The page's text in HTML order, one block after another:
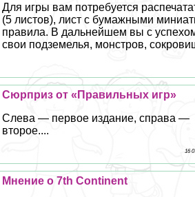
Для игры вам потребуется
(5 листов), лист с бумажными
правила. В дальнейшем вы с
свои подземелья, монстров,
Сюрприз от «Правильных игр»
Слева — первое издание, справа —
второе....
16
Мнение о 7th Continent